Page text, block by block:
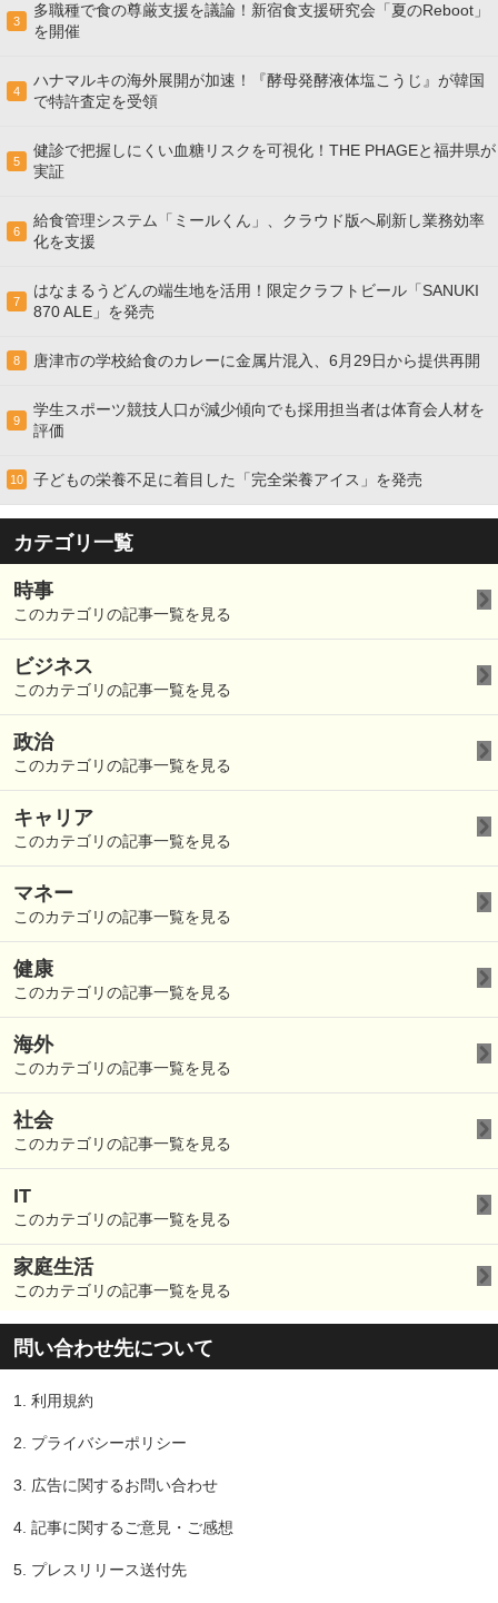
3
多職種で食の尊厳支援を議論！新宿食支援研究会「夏のReboot」
を開催
4
ハナマルキの海外展開が加速！『酵母発酵液体塩こうじ』が韓国
で特許査定を受領
5
健診で把握しにくい血糖リスクを可視化！THE PHAGEと福井県が
実証
6
給食管理システム「ミールくん」、クラウド版へ刷新し業務効率
化を支援
7
はなまるうどんの端生地を活用！限定クラフトビール「SANUKI
870 ALE」を発売
8 唐津市の学校給食のカレーに金属片混入、6月29日から提供再開
9
学生スポーツ競技人口が減少傾向でも採用担当者は体育会人材を
評価
10 子どもの栄養不足に着目した「完全栄養アイス」を発売
カテゴリ一覧
時事
このカテゴリの記事一覧を見る
ビジネス
このカテゴリの記事一覧を見る
政治
このカテゴリの記事一覧を見る
キャリア
このカテゴリの記事一覧を見る
マネー
このカテゴリの記事一覧を見る
健康
このカテゴリの記事一覧を見る
海外
このカテゴリの記事一覧を見る
社会
このカテゴリの記事一覧を見る
IT
このカテゴリの記事一覧を見る
家庭生活
このカテゴリの記事一覧を見る
問い合わせ先について
1. 利用規約
2. プライバシーポリシー
3. 広告に関するお問い合わせ
4. 記事に関するご意見・ご感想
5. プレスリリース送付先